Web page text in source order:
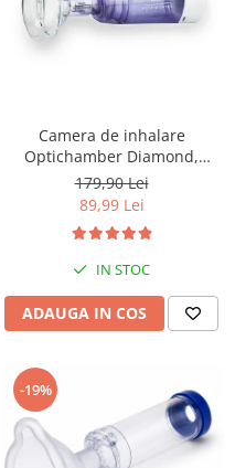
Camera de inhalare
Optichamber Diamond,
Philips Respironics, cu masca
1-5 ani
179,90 Lei
89,99 Lei
IN STOC
ADAUGA IN COS
-19%